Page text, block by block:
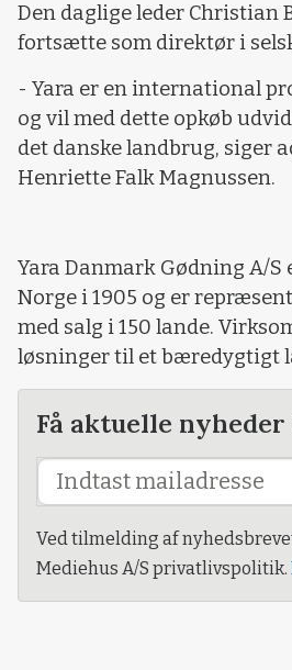
Den daglige leder Christian
fortsætte som direktør i
- Yara er en international
og vil med dette opkøb
det danske landbrug, siger
Henriette Falk Magnussen.
Yara Danmark Gødning A/
Norge i 1905 og er
med salg i 150 lande.
løsninger til et bæredygtigt
Få aktuelle
Ved tilmelding af
Mediehus A/S privatlivspolitik.